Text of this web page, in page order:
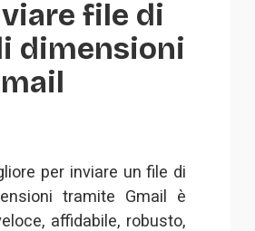
file di
dimensioni
per inviare un file di
tramite Gmail è
affidabile, robusto,